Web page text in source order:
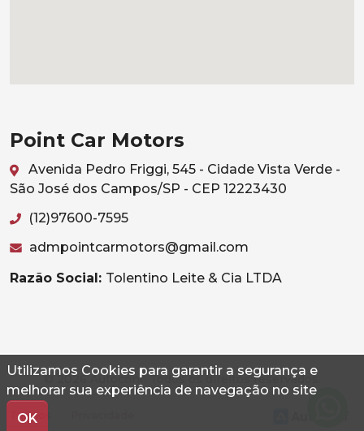
Utilizamos Cookies para garantir a segurança e
melhorar sua experiência de navegação no site
OK
Point Car Motors
Avenida Pedro Friggi, 545 - Cidade Vista Verde -
São José dos Campos/SP - CEP 12223430
(12)97600-7595
admpointcarmotors@gmail.com
Razão Social: Tolentino Leite & Cia LTDA
© 2026 Autoconf. Todos os direitos reservados.
Termos